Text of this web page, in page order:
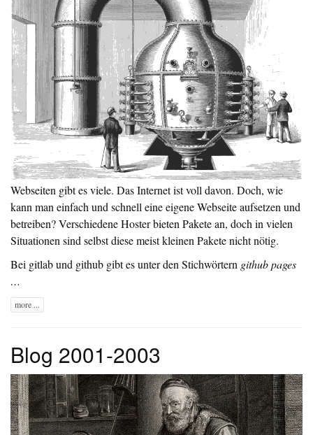
Webseiten gibt es viele. Das Internet ist voll davon. Doch, wie
kann man einfach und schnell eine eigene Webseite aufsetzen und
betreiben? Verschiedene Hoster bieten Pakete an, doch in vielen
Situationen sind selbst diese meist kleinen Pakete nicht nötig.
Bei gitlab und github gibt es unter den Stichwörtern github pages
…
more ...
Blog 2001-2003